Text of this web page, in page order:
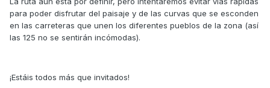
para poder disfrutar del paisaje y de las curvas que se esconden
en las carreteras que unen los diferentes pueblos de la zona (así
las 125 no se sentirán incómodas).
¡Estáis todos más que invitados!